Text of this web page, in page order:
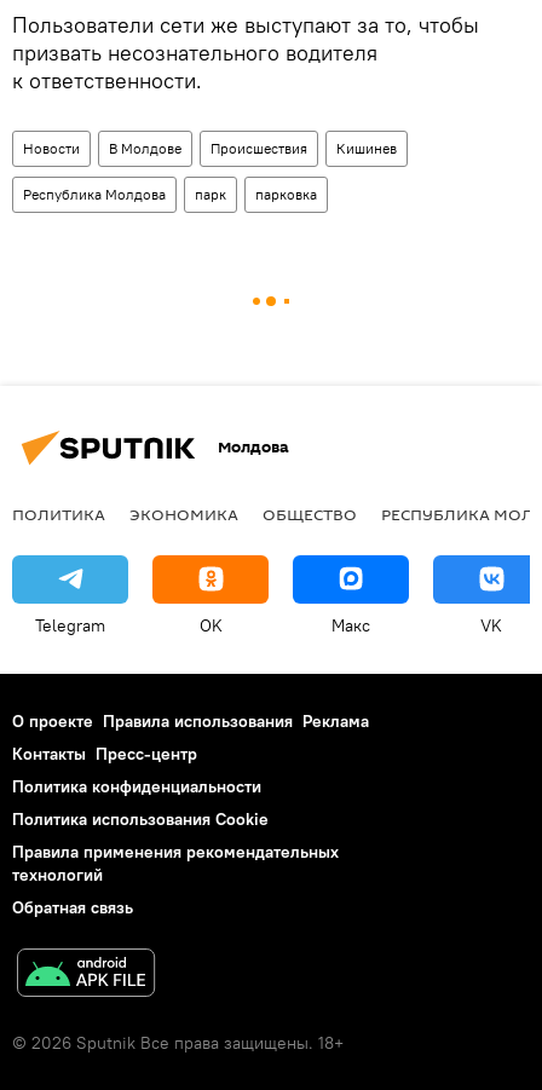
Пользователи сети же выступают за то, чтобы
призвать несознательного водителя
к ответственности.
Новости В Молдове Происшествия Кишинев
Республика Молдова парк парковка
Молдова
ПОЛИТИКА ЭКОНОМИКА ОБЩЕСТВО РЕСПУБЛИКА
Telegram OK Макс VK
О проекте Правила использования Реклама
Контакты Пресс-центр
Политика конфиденциальности
Политика использования Cookie
Правила применения рекомендательных
технологий
Обратная связь
© 2026 Sputnik Все права защищены. 18+